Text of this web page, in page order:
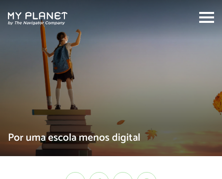
Search:
Por uma escola menos digital